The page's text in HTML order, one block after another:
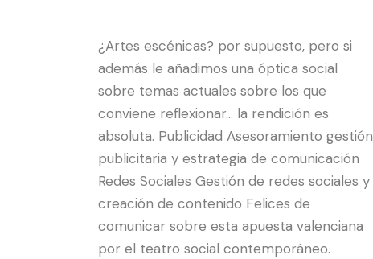
¿Artes escénicas? por supuesto, pero si
además le añadimos una óptica social
sobre temas actuales sobre los que
conviene reflexionar… la rendición es
absoluta. Publicidad Asesoramiento gestión
publicitaria y estrategia de comunicación
Redes Sociales Gestión de redes sociales y
creación de contenido Felices de
comunicar sobre esta apuesta valenciana
por el teatro social contemporáneo.